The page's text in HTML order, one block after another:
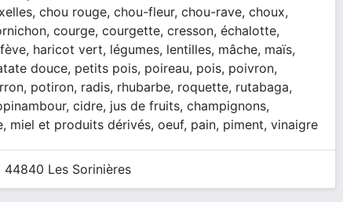
chou rouge, chou-fleur, chou-rave, choux,
courge, courgette, cresson, échalotte,
haricot vert, légumes, lentilles, mâche, maïs,
douce, petits pois, poireau, pois, poivron,
potiron, radis, rhubarbe, roquette, rutabaga,
cidre, jus de fruits, champignons,
miel et produits dérivés, oeuf, pain, piment, vinaigre
44840 Les Sorinières